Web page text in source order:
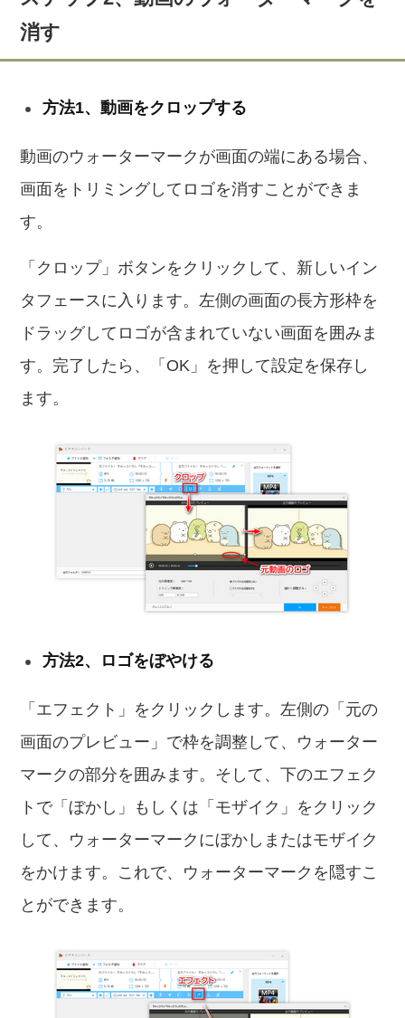
消す
方法1、動画をクロップする
動画のウォーターマークが画面の端にある場合、
画面をトリミングしてロゴを消すことができま
す。
「クロップ」ボタンをクリックして、新しいイン
タフェースに入ります。左側の画面の長方形枠を
ドラッグしてロゴが含まれていない画面を囲みま
す。完了したら、「OK」を押して設定を保存し
ます。
方法2、ロゴをぼやける
「エフェクト」をクリックします。左側の「元の
画面のプレビュー」で枠を調整して、ウォーター
マークの部分を囲みます。そして、下のエフェク
トで「ぼかし」もしくは「モザイク」をクリック
して、ウォーターマークにぼかしまたはモザイク
をかけます。これで、ウォーターマークを隠すこ
とができます。